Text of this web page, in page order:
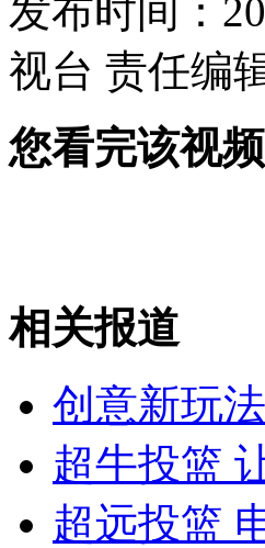
何润东安以轩吴奇隆上海
日本AV女优组团亮相上海
山西运城恶犬咬伤多人 警
女孩北京地铁殴打老人 痛
无痛分娩是否安全 医生回
发布时间：
视台 责任编
您看完该视
相关报道
创意新玩
超牛投篮
超远投篮